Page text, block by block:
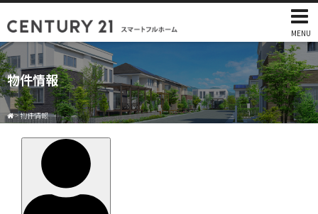
MENU
物件情報
>物件情報